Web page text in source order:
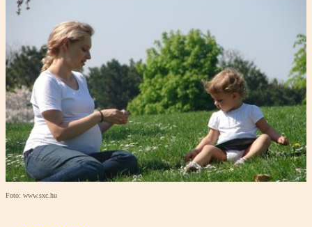
Foto: www.sxc.hu